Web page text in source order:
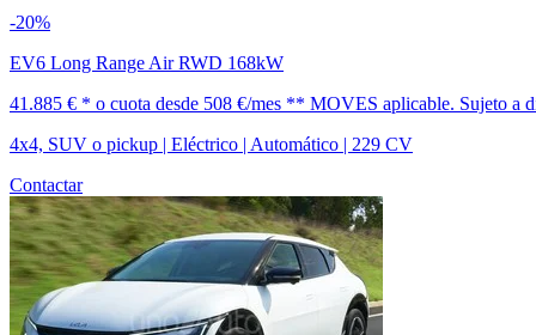
-20%
EV6 Long Range Air RWD 168kW
41.885 € * o cuota desde 508 €/mes ** MOVES aplicable. Sujeto a
4x4, SUV o pickup | Eléctrico | Automático | 229 CV
Contactar